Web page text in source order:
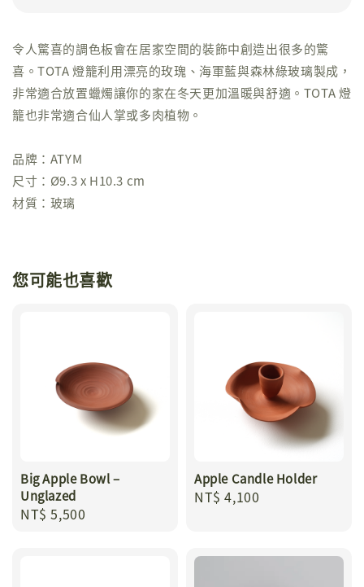
令人驚喜的調色板會在居家空間的裝飾中創造出很多的驚
喜。TOTA 燈籠利用漂亮的玫瑰、海軍藍與森林綠玻璃製成，
非常適合放置蠟燭讓你的家在冬天更加溫暖與舒適。TOTA 燈
籠也非常適合仙人掌或多肉植物。
品牌：ATYM
尺寸：Ø9.3 x H10.3 cm
材質：玻璃
您可能也喜歡
Big Apple Bowl –
Unglazed
Regular
NT$ 5,500
Apple Candle Holder
Regular
NT$ 4,100